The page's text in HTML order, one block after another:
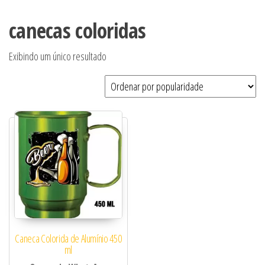
canecas coloridas
Exibindo um único resultado
Caneca Colorida de Alumínio 450
ml